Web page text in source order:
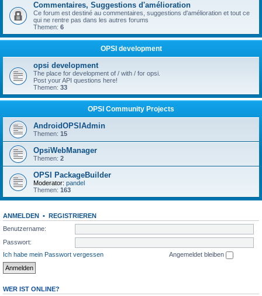
Commentaires, Suggestions d'amélioration
Ce forum est destiné au commentaires, suggestions d'amélioration et tout ce
qui ne rentre pas dans les autres forums
Themen: 6
OPSI development
opsi development
The place for development of / with / for opsi.
Post your API questions here!
Themen: 33
OPSI Community Projects
AndroidOPSIAdmin
Themen: 15
OpsiWebManager
Themen: 2
OPSI PackageBuilder
Moderator: pandel
Themen: 163
ANMELDEN • REGISTRIEREN
Benutzername:
Passwort:
Ich habe mein Passwort vergessen
Angemeldet bleiben
WER IST ONLINE?